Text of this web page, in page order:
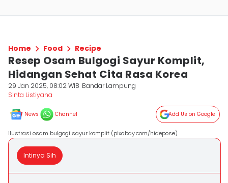
Home Food Recipe
Resep Osam Bulgogi Sayur Komplit,
Hidangan Sehat Cita Rasa Korea
29 Jan 2025, 08:02 WIB Bandar Lampung
Sinta Listiyana
News Channel Add Us on Google
ilustrasi osam bulgogi sayur komplit (pixabay.com/hidepose)
Intinya Sih